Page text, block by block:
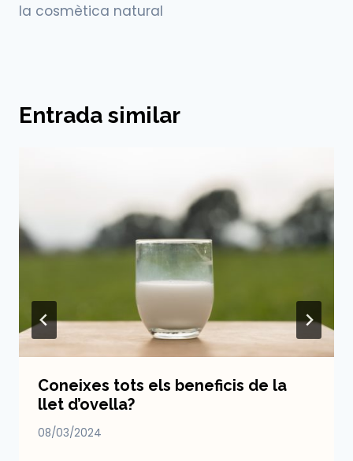
la cosmètica natural
Entrada similar
Coneixes tots els beneficis de la
llet d’ovella?
08/03/2024